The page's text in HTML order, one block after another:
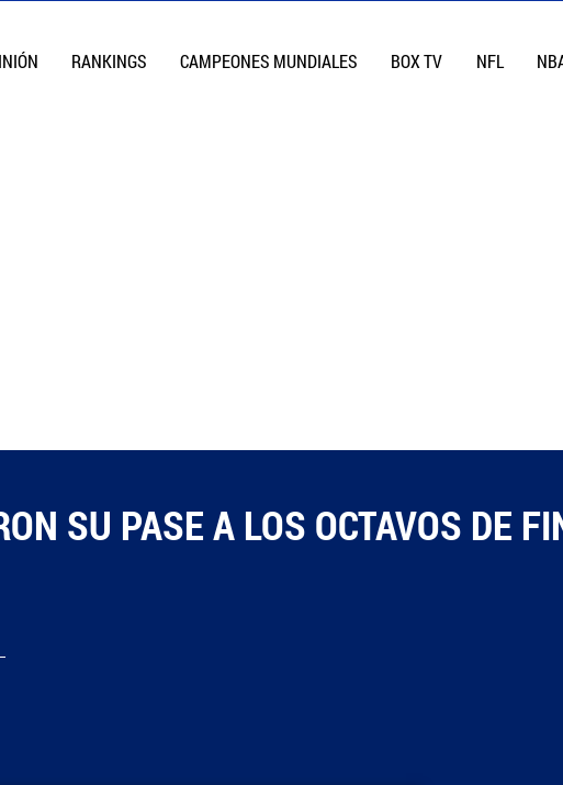
RANKINGS CAMPEONES MUNDIALES BOX TV NFL
SU PASE A LOS OCTAVOS DE